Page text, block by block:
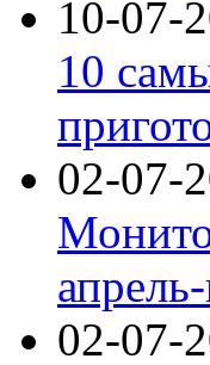
10-07-
10
02-07-
02-07-